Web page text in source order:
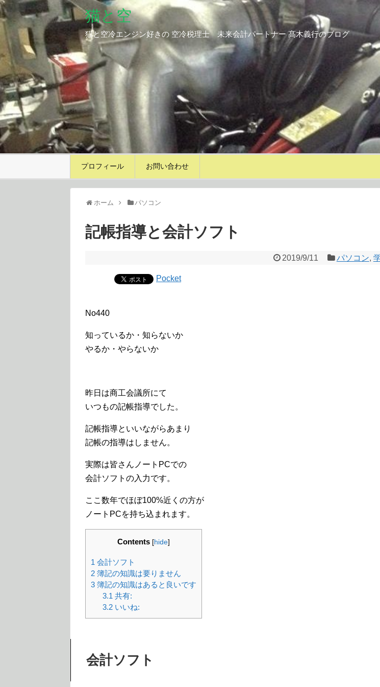
猫と空
猫と空冷エンジン好きの 空冷税理士 未来会計パートナー 髙木義行のブログ
プロフィール お問い合わせ
ホーム パソコン
記帳指導と会計ソフト
2019/9/11 パソコン,
Pocket
No440
知っているか・知らないか
やるか・やらないか
昨日は商工会議所にて
いつもの記帳指導でした。
記帳指導といいながらあまり
記帳の指導はしません。
実際は皆さんノートPCでの
会計ソフトの入力です。
ここ数年でほぼ100%近くの方が
ノートPCを持ち込まれます。
Contents [hide]
1 会計ソフト
2 簿記の知識は要りません
3 簿記の知識はあると良いです
3.1 共有:
3.2いいね:
会計ソフト